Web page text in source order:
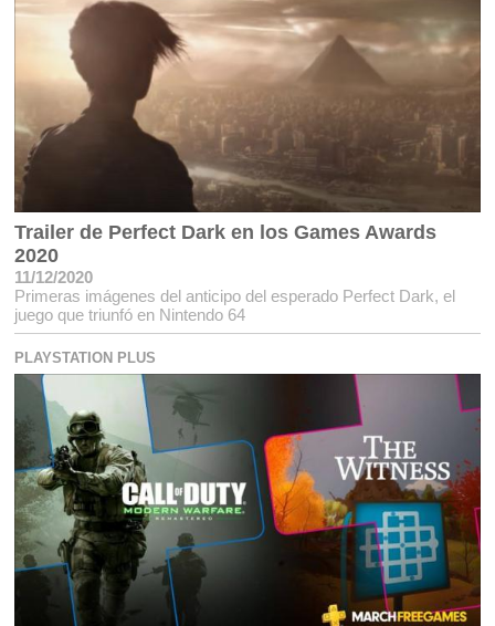
Trailer de Perfect Dark en los Games Awards
2020
11/12/2020
Primeras imágenes del anticipo del esperado Perfect Dark, el
juego que triunfó en Nintendo 64
PLAYSTATION PLUS